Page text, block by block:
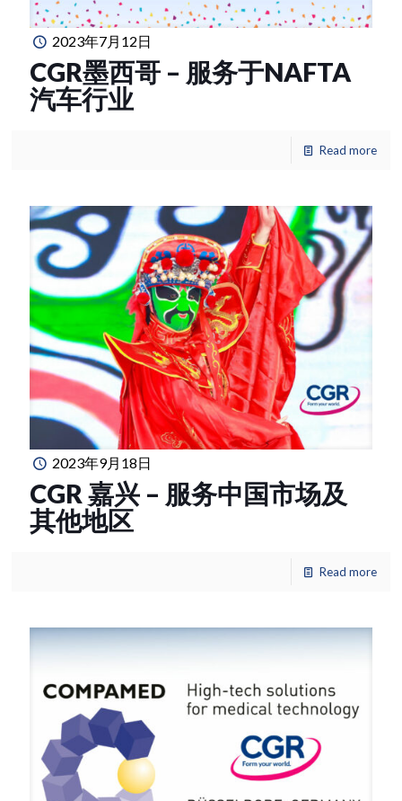
2023年7月12日
CGR墨西哥 – 服务于NAFTA
汽车行业
Read more
2023年9月18日
CGR 嘉兴 – 服务中国市场及
其他地区
Read more